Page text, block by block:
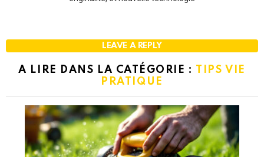
LEAVE A REPLY
A LIRE DANS LA CATÉGORIE : TIPS VIE
PRATIQUE